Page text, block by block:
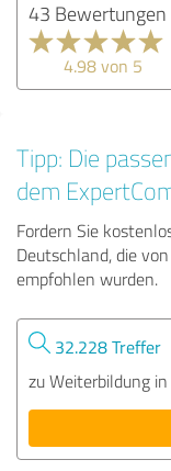
43 Bewertungen
4.98 von 5
Tipp: Die
dem
Fordern Sie
Deutschland, die
empfohlen wurden.
32.228 Treffer
zu Weiterbildung